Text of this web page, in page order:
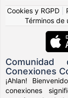
Cookies y RGPD
Términos de
Conexiones
¡Ahlan!
conexiones